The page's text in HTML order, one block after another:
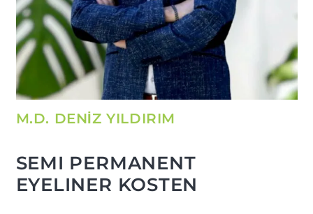
M.D. DENİZ YILDIRIM
SEMI PERMANENT
EYELINER KOSTEN